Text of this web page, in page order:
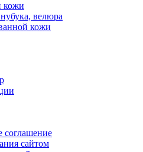
кожи
велюра
кожи
соглашение
сайтом